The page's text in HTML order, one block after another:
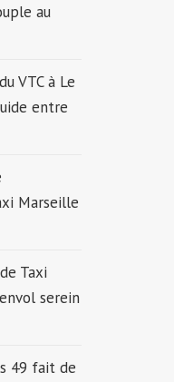
au
VTC à Le
entre
Marseille
Taxi
serein
49 fait de